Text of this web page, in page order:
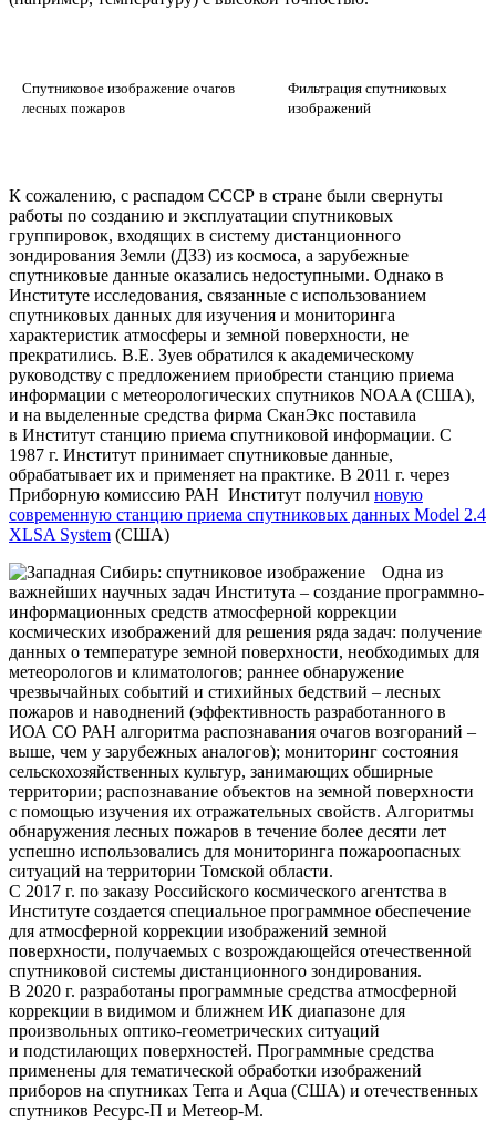
Спутниковое изображение очагов
лесных пожаров
Фильтрация спутниковых
изображений
К сожалению, с распадом СССР в стране были свернуты
работы по созданию и эксплуатации спутниковых
группировок, входящих в систему дистанционного
зондирования Земли (ДЗЗ) из космоса, а зарубежные
спутниковые данные оказались недоступными. Однако в
Институте исследования, связанные с использованием
спутниковых данных для изучения и мониторинга
характеристик атмосферы и земной поверхности, не
прекратились. В.Е. Зуев обратился к академическому
руководству с предложением приобрести станцию приема
информации с метеорологических спутников NOAA (США),
и на выделенные средства фирма СканЭкс поставила
в Институт станцию приема спутниковой информации. С
1987 г. Институт принимает спутниковые данные,
обрабатывает их и применяет на практике. В 2011 г. через
Приборную комиссию РАН Институт получил новую
современную станцию приема спутниковых данных Model 2.4
XLSA System (США)
Одна из
важнейших научных задач Института – создание программно-
информационных средств атмосферной коррекции
космических изображений для решения ряда задач: получение
данных о температуре земной поверхности, необходимых для
метеорологов и климатологов; раннее обнаружение
чрезвычайных событий и стихийных бедствий – лесных
пожаров и наводнений (эффективность разработанного в
ИОА СО РАН алгоритма распознавания очагов возгораний –
выше, чем у зарубежных аналогов); мониторинг состояния
сельскохозяйственных культур, занимающих обширные
территории; распознавание объектов на земной поверхности
с помощью изучения их отражательных свойств. Алгоритмы
обнаружения лесных пожаров в течение более десяти лет
успешно использовались для мониторинга пожароопасных
ситуаций на территории Томской области.
С 2017 г. по заказу Российского космического агентства в
Институте создается специальное программное обеспечение
для атмосферной коррекции изображений земной
поверхности, получаемых с возрождающейся отечественной
спутниковой системы дистанционного зондирования.
В 2020 г. разработаны программные средства атмосферной
коррекции в видимом и ближнем ИК диапазоне для
произвольных оптико-геометрических ситуаций
и подстилающих поверхностей. Программные средства
применены для тематической обработки изображений
приборов на спутниках Terra и Aqua (США) и отечественных
спутников Ресурс-П и Метеор-М.